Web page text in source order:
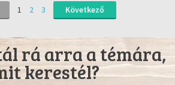
1 2 3 Következő
rá arra a témára,
kerestél?